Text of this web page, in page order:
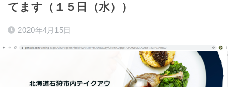
てます（１５日（水））
2020年4月15日